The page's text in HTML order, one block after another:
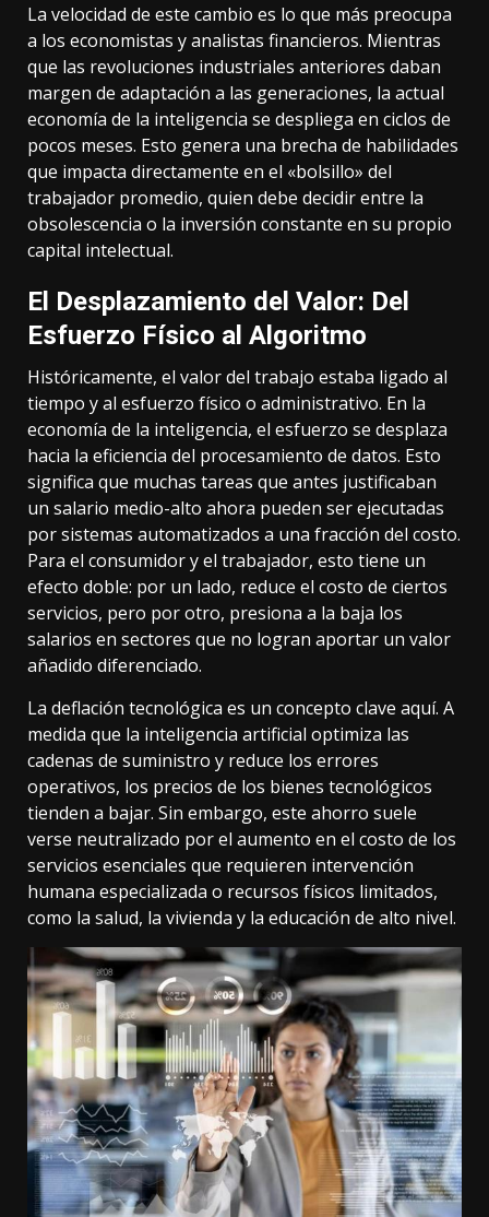
La velocidad de este cambio es lo que más preocupa
a los economistas y analistas financieros. Mientras
que las revoluciones industriales anteriores daban
margen de adaptación a las generaciones, la actual
economía de la inteligencia se despliega en ciclos de
pocos meses. Esto genera una brecha de habilidades
que impacta directamente en el «bolsillo» del
trabajador promedio, quien debe decidir entre la
obsolescencia o la inversión constante en su propio
capital intelectual.
El Desplazamiento del Valor: Del
Esfuerzo Físico al Algoritmo
Históricamente, el valor del trabajo estaba ligado al
tiempo y al esfuerzo físico o administrativo. En la
economía de la inteligencia, el esfuerzo se desplaza
hacia la eficiencia del procesamiento de datos. Esto
significa que muchas tareas que antes justificaban
un salario medio-alto ahora pueden ser ejecutadas
por sistemas automatizados a una fracción del costo.
Para el consumidor y el trabajador, esto tiene un
efecto doble: por un lado, reduce el costo de ciertos
servicios, pero por otro, presiona a la baja los
salarios en sectores que no logran aportar un valor
añadido diferenciado.
La deflación tecnológica es un concepto clave aquí. A
medida que la inteligencia artificial optimiza las
cadenas de suministro y reduce los errores
operativos, los precios de los bienes tecnológicos
tienden a bajar. Sin embargo, este ahorro suele
verse neutralizado por el aumento en el costo de los
servicios esenciales que requieren intervención
humana especializada o recursos físicos limitados,
como la salud, la vivienda y la educación de alto nivel.